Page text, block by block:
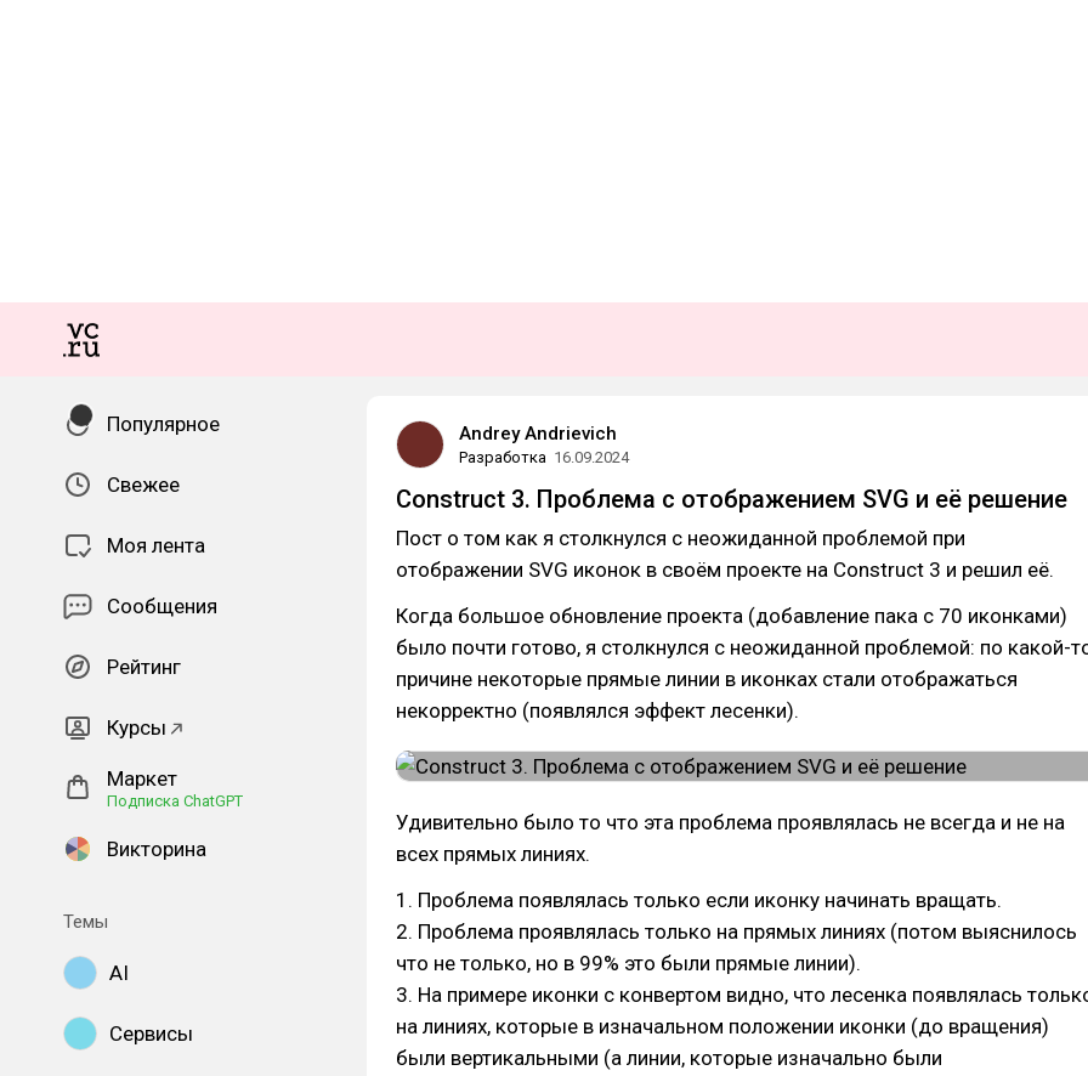
Популярное
Свежее
Моя лента
Сообщения
Рейтинг
Курсы
Маркет
Подписка ChatGPT
Викторина
Темы
AI
Сервисы
Andrey Andrievich
Разработка 16.09.2024
Construct 3. Проблема с отображением SVG и её решение
Пост о том как я столкнулся с неожиданной проблемой при
отображении SVG иконок в своём проекте на Construct 3 и решил её.
Когда большое обновление проекта (добавление пака с 70 иконками)
было почти готово, я столкнулся с неожиданной проблемой: по какой-
причине некоторые прямые линии в иконках стали отображаться
некорректно (появлялся эффект лесенки).
Удивительно было то что эта проблема проявлялась не всегда и не на
всех прямых линиях.
1. Проблема появлялась только если иконку начинать вращать.
2. Проблема проявлялась только на прямых линиях (потом выяснилось
что не только, но в 99% это были прямые линии).
3. На примере иконки с конвертом видно, что лесенка появлялась
на линиях, которые в изначальном положении иконки (до вращения)
были вертикальными (а линии, которые изначально были